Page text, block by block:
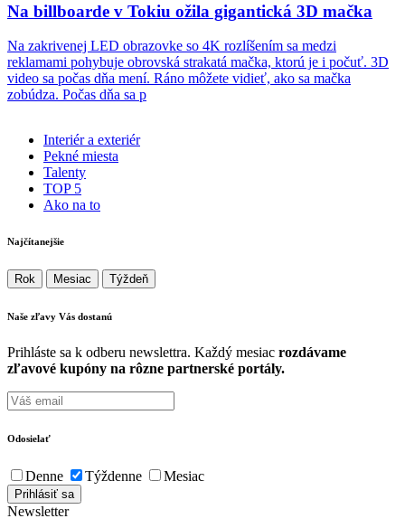
Na billboarde v Tokiu ožila gigantická 3D mačka
Na zakrivenej LED obrazovke so 4K rozlíšením sa medzi
reklamami pohybuje obrovská strakatá mačka, ktorú je i počuť. 3D
video sa počas dňa mení. Ráno môžete vidieť, ako sa mačka
zobúdza. Počas dňa sa p
Interiér a exteriér
Pekné miesta
Talenty
TOP 5
Ako na to
Najčítanejšie
Rok Mesiac Týždeň
Naše zľavy Vás dostanú
Prihláste sa k odberu newslettra. Každý mesiac rozdávame
zľavové kupóny na rôzne partnerské portály.
Odosielať
Denne Týždenne Mesiac
Newsletter